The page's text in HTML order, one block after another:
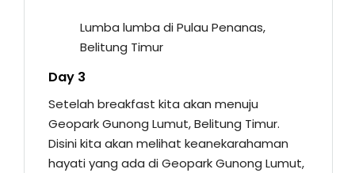
Lumba lumba di Pulau Penanas,
Belitung Timur
Day 3
Setelah breakfast kita akan menuju
Geopark Gunong Lumut, Belitung Timur.
Disini kita akan melihat keanekarahaman
hayati yang ada di Geopark Gunong Lumut,